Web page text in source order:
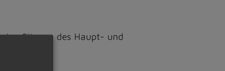
Sitzung des Haupt- und